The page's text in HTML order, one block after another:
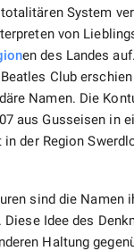
System
von
en des Landes
Club
Namen. Die
aus Gusseisen in
der Region
sind die Namen
Idee des
Haltung